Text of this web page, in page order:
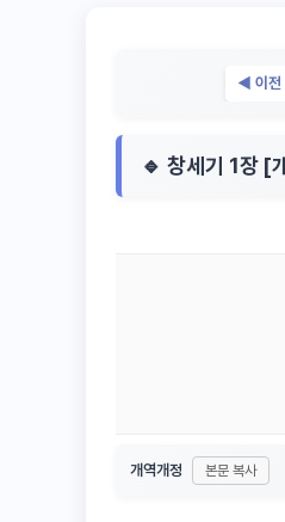
◀ 이전
🔹 창세기 1장 [
개역개정 본문 복사